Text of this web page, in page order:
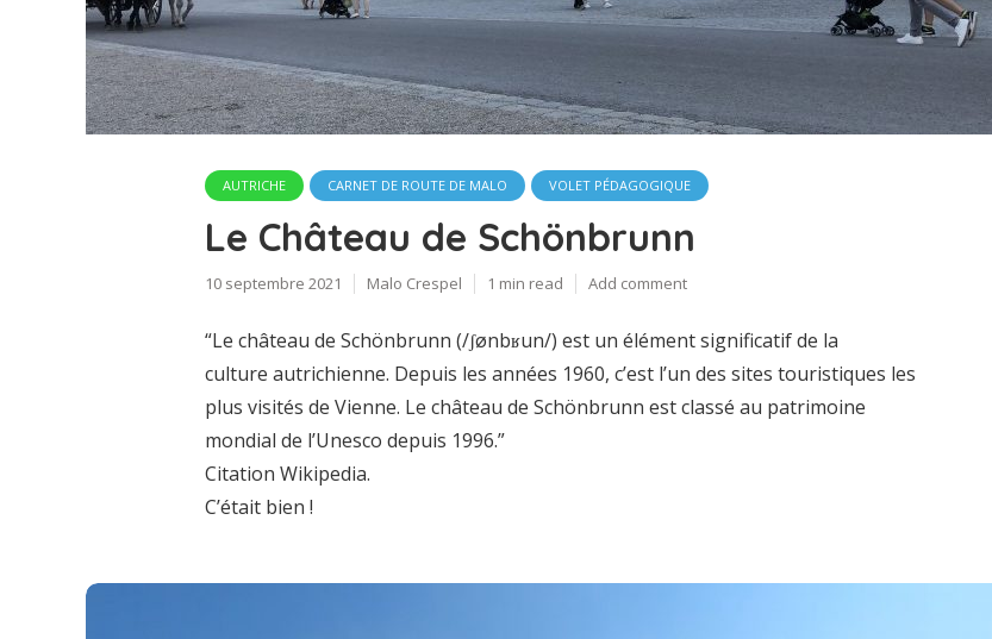
AUTRICHE CARNET DE ROUTE DE MALO VOLET PÉDAGOGIQUE
Le Château de Schönbrunn
10 septembre 2021 Malo Crespel 1 min read Add comment
“Le château de Schönbrunn (/ʃønbʁun/) est un élément significatif de la
culture autrichienne. Depuis les années 1960, c’est l’un des sites touristiques les
plus visités de Vienne. Le château de Schönbrunn est classé au patrimoine
mondial de l’Unesco depuis 1996.”
Citation Wikipedia.
C’était bien !